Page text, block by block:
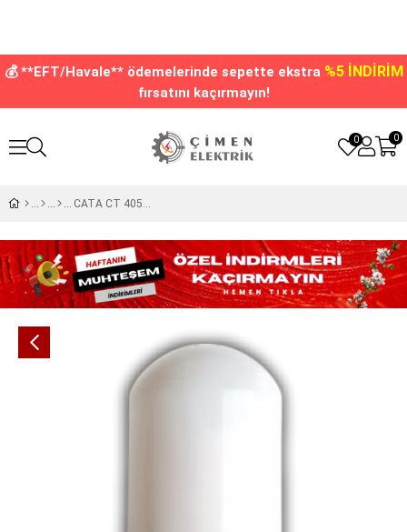
💰 **EFT/Havale** ödemelerinde sepette ekstra %5 İNDİRİM
fırsatını kaçırmayın!
0
0
CATA CT 4059 Led Alev Ampul 5W Amber E27 Duy